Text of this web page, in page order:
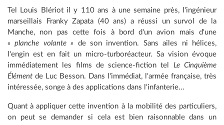
Tel Louis Blériot il y 110 ans à une semaine près, l'ingénieur
marseillais Franky Zapata (40 ans) a réussi un survol de la
Manche, non pas cette fois à bord d'un avion mais d'une
« planche volante » de son invention. Sans ailes ni hélices,
l'engin est en fait un micro-turboréacteur. Sa vision évoque
immédiatement les films de science-fiction tel Le Cinquième
Élément de Luc Besson. Dans l'immédiat, l'armée française, très
intéressée, songe à des applications dans l'infanterie...
Quant à appliquer cette invention à la mobilité des particuliers,
on peut se demander si cela est bien raisonnable dans un